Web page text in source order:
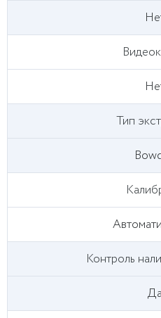
Тип
Контроль
Да